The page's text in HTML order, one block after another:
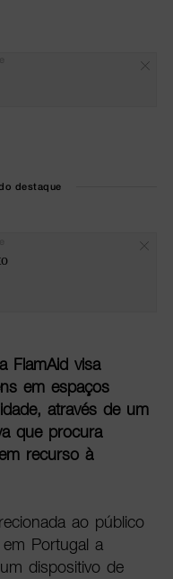
destaque
FlamAid visa
em espaços
através de um
que procura
recurso à
ao público
Portugal a
dispositivo de